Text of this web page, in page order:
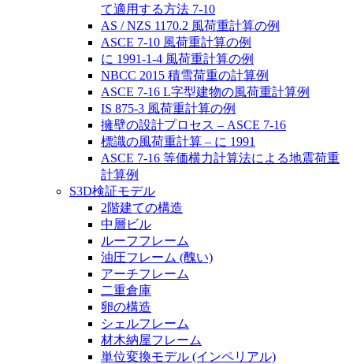
て適用する方法 7-10
AS / NZS 1170.2 風荷重計算の例
ASCE 7-10 風荷重計算の例
に 1991-1-4 風荷重計算の例
NBCC 2015 積雪荷重の計算例
ASCE 7-16 L字型建物の風荷重計算例
IS 875-3 風荷重計算の例
擁壁の設計プロセス – ASCE 7-16
標識の風荷重計算 – に 1991
ASCE 7-16 等価横力計算法による地震荷重
計算例
S3D検証モデル
2階建ての構造
中層ビル
ルーフフレーム
油圧フレーム (醜い)
アーチフレーム
二重倉庫
卵の構造
シェルフレーム
材木納屋フレーム
単位変換モデル (インペリアル)